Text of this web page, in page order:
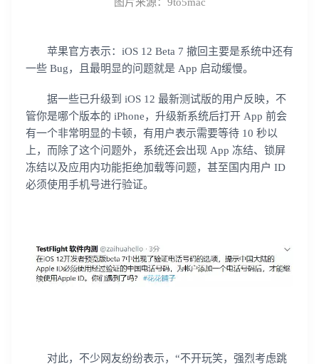
图片来源： 9to5mac
苹果官方表示：iOS 12 Beta 7 撤回主要是系统中还有
一些 Bug，且最明显的问题就是 App 启动缓慢。
据一些已升级到 iOS 12 最新测试版的用户反映，不
管你是哪个版本的 iPhone，升级新系统后打开 App 前会
有一个非常明显的卡顿，有用户表示需要等待 10 秒以
上，而除了这个问题外，系统还会出现 App 冻结、锁屏
冻结以及应用内功能拒绝加载等问题，甚至国内用户 ID
必须使用手机号进行验证。
对此，不少网友纷纷表示，“不开玩笑，强烈考虑跳